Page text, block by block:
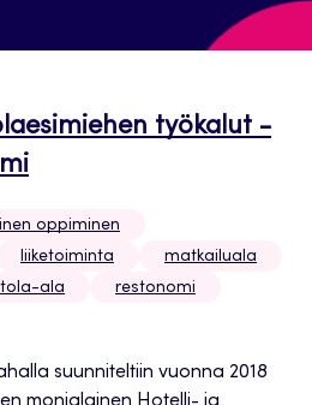
työkalut -
oppiminen
liiketoiminta
matkailuala
ala
restonomi
suunniteltiin vuonna 2018